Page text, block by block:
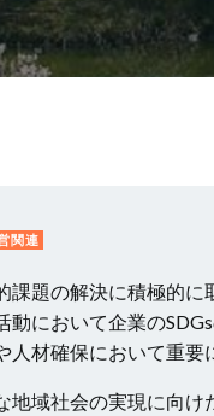
関連
課題の解決に積極的
動において企業の
人材確保において重要
地域社会の実現に向